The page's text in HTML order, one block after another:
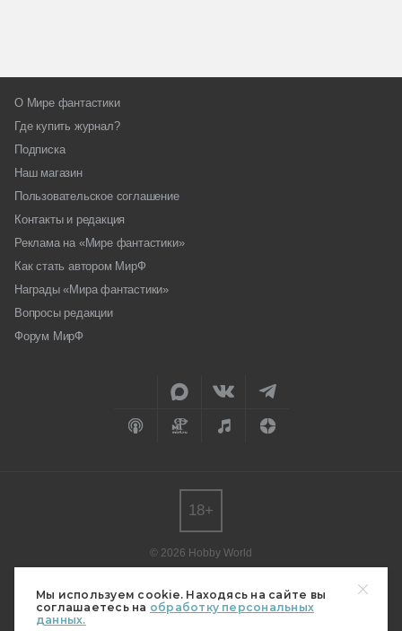
Мы используем cookie. Находясь на сайте вы
соглашаетесь на обработку персональных
данных.
О Мире фантастики
Где купить журнал?
Подписка
Наш магазин
Пользовательское соглашение
Контакты и редакция
Реклама на «Мире фантастики»
Как стать автором МирФ
Награды «Мира фантастики»
Вопросы редакции
Форум МирФ
© 2026 Hobby World
редакции.
Мнение авторов может не совпадать с мнением редакции.
Свидетельство о регистрации СМИ серия Эл № ФС77-82485
18+